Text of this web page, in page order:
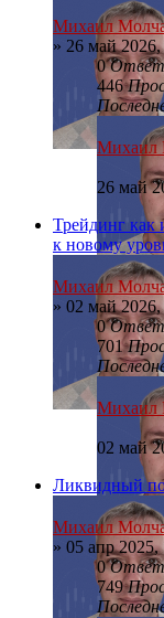
Михаил
» 26 май 2026,
0
446
Михаил
26 май
Трейдинг как
к новому
Михаил
» 02 май 2026,
0
701
Михаил
02 май
Ликвидный
Михаил
» 05 апр 2025,
0
749